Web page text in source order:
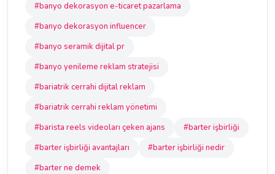
#banyo dekorasyon e-ticaret pazarlama
#banyo dekorasyon influencer
#banyo seramik dijital pr
#banyo yenileme reklam stratejisi
#bariatrik cerrahi dijital reklam
#bariatrik cerrahi reklam yönetimi
#barista reels videoları çeken ajans
#barter işbirliği
#barter işbirliği avantajları
#barter işbirliği nedir
#barter ne demek